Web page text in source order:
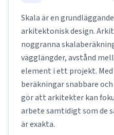
Skala är en
arkitektonisk design.
noggranna
vägglängder, avstånd
element i ett projekt.
beräkningar snabbare
gör att arkitekter kan
arbete samtidigt som de
är exakta.